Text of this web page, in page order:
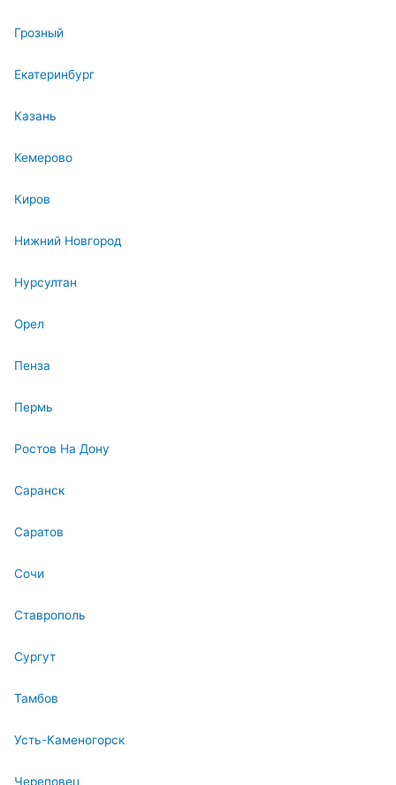
Грозный
Екатеринбург
Казань
Кемерово
Киров
Нижний Новгород
Нурсултан
Орел
Пенза
Пермь
Ростов На Дону
Саранск
Саратов
Сочи
Ставрополь
Сургут
Тамбов
Усть-Каменогорск
Череповец